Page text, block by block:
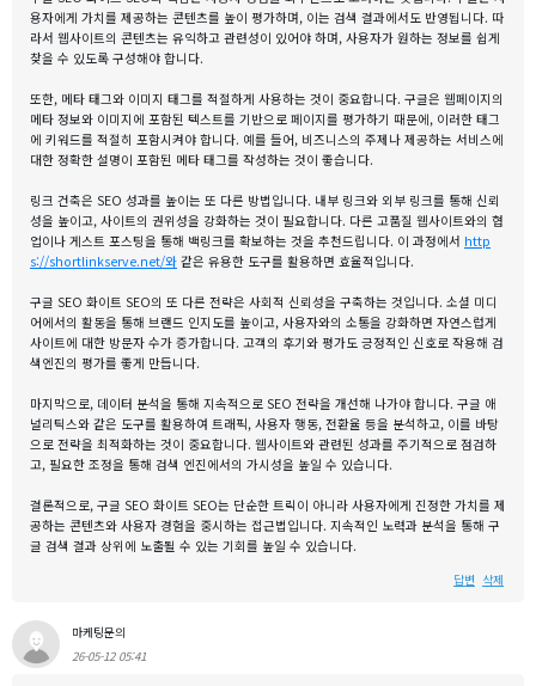
용자에게 가치를 제공하는 콘텐츠를 높이 평가하며, 이는 검색 결과에서도 반영됩니다. 따
라서 웹사이트의 콘텐츠는 유익하고 관련성이 있어야 하며, 사용자가 원하는 정보를 쉽게
찾을 수 있도록 구성해야 합니다.
또한, 메타 태그와 이미지 태그를 적절하게 사용하는 것이 중요합니다. 구글은 웹페이지의
메타 정보와 이미지에 포함된 텍스트를 기반으로 페이지를 평가하기 때문에, 이러한 태그
에 키워드를 적절히 포함시켜야 합니다. 예를 들어, 비즈니스의 주제나 제공하는 서비스에
대한 정확한 설명이 포함된 메타 태그를 작성하는 것이 좋습니다.
링크 건축은 SEO 성과를 높이는 또 다른 방법입니다. 내부 링크와 외부 링크를 통해 신뢰
성을 높이고, 사이트의 권위성을 강화하는 것이 필요합니다. 다른 고품질 웹사이트와의 협
업이나 게스트 포스팅을 통해 백링크를 확보하는 것을 추천드립니다. 이 과정에서 http
s://shortlinkserve.net/와 같은 유용한 도구를 활용하면 효율적입니다.
구글 SEO 화이트 SEO의 또 다른 전략은 사회적 신뢰성을 구축하는 것입니다. 소셜 미디
어에서의 활동을 통해 브랜드 인지도를 높이고, 사용자와의 소통을 강화하면 자연스럽게
사이트에 대한 방문자 수가 증가합니다. 고객의 후기와 평가도 긍정적인 신호로 작용해 검
색엔진의 평가를 좋게 만듭니다.
마지막으로, 데이터 분석을 통해 지속적으로 SEO 전략을 개선해 나가야 합니다. 구글 애
널리틱스와 같은 도구를 활용하여 트래픽, 사용자 행동, 전환율 등을 분석하고, 이를 바탕
으로 전략을 최적화하는 것이 중요합니다. 웹사이트와 관련된 성과를 주기적으로 점검하
고, 필요한 조정을 통해 검색 엔진에서의 가시성을 높일 수 있습니다.
결론적으로, 구글 SEO 화이트 SEO는 단순한 트릭이 아니라 사용자에게 진정한 가치를 제
공하는 콘텐츠와 사용자 경험을 중시하는 접근법입니다. 지속적인 노력과 분석을 통해 구
글 검색 결과 상위에 노출될 수 있는 기회를 높일 수 있습니다.
답변 삭제
마케팅문의
26-05-12 05:41